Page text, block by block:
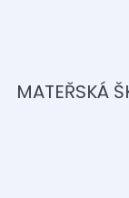
MATEŘSKÁ